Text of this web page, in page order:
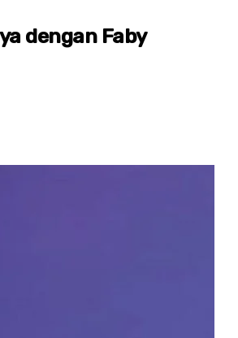
dengan Faby